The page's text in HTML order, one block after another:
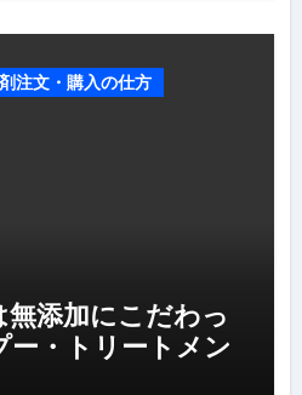
注文・購入の仕方
添加にこだわっ
・トリートメン